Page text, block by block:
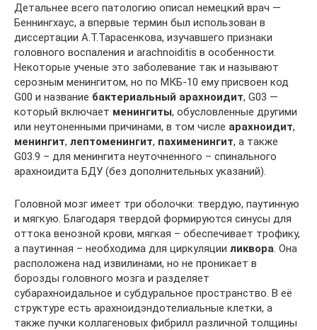
Детальнее всего патологию описал немецкий врач —
Беннингхаус, а впервые термин был использован в
диссертации А.Т.Тарасенкова, изучавшего признаки
головного воспаления и arachnoiditis в особенности.
Некоторые ученые это заболевание так и называют
серозным менингитом, но по МКБ-10 ему присвоен код
G00 и название бактериальный арахноидит, G03 —
который включает менингиты, обусловленные другими
или неутоненными причинами, в том числе арахноидит,
менингит, лептоменингит, пахименингит, а также
G03.9 – для менингита неуточненного – спинального
арахноидита БДУ (без дополнительных указаний).
Головной мозг имеет три оболочки: твердую, паутинную
и мягкую. Благодаря твердой формируются синусы для
оттока венозной крови, мягкая – обеспечивает трофику,
а паутинная – необходима для циркуляции ликвора. Она
расположена над извилинами, но не проникает в
борозды головного мозга и разделяет
субарахноидальное и субдуральное пространство. В её
структуре есть арахноидэндотелиальные клетки, а
также пучки коллагеновых фибрилл различной толщины